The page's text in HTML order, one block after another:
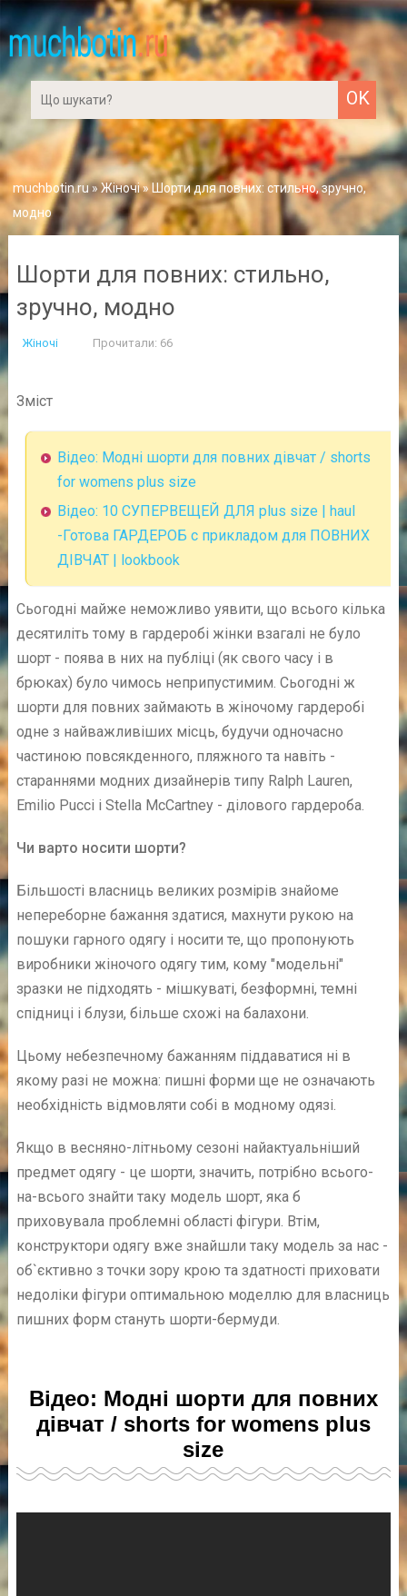
muchbotin.ru»Жіночі» Шорти для повних: стильно, зручно,
модно
Шорти для повних: стильно,
зручно, модно
Жіночі Прочитали: 66
Зміст
Відео: Модні шорти для повних дівчат / shorts
for womens plus size
Відео: 10 СУПЕРВЕЩЕЙ ДЛЯ plus size | haul
-Готова ГАРДЕРОБ c прикладом для ПОВНИХ
ДІВЧАТ | lookbook
Сьогодні майже неможливо уявити, що всього кілька
десятиліть тому в гардеробі жінки взагалі не було
шорт - поява в них на публіці (як свого часу і в
брюках) було чимось неприпустимим. Сьогодні ж
шорти для повних займають в жіночому гардеробі
одне з найважливіших місць, будучи одночасно
частиною повсякденного, пляжного та навіть -
стараннями модних дизайнерів типу Ralph Lauren,
Emilio Pucci і Stella McCartney - ділового гардероба.
Чи варто носити шорти?
Більшості власниць великих розмірів знайоме
непереборне бажання здатися, махнути рукою на
пошуки гарного одягу і носити те, що пропонують
виробники жіночого одягу тим, кому "модельні"
зразки не підходять - мішкуваті, безформні, темні
спідниці і блузи, більше схожі на балахони.
Цьому небезпечному бажанням піддаватися ні в
якому разі не можна: пишні форми ще не означають
необхідність відмовляти собі в модному одязі.
Якщо в весняно-літньому сезоні найактуальніший
предмет одягу - це шорти, значить, потрібно всього-
на-всього знайти таку модель шорт, яка б
приховувала проблемні області фігури. Втім,
конструктори одягу вже знайшли таку модель за нас -
об`єктивно з точки зору крою та здатності приховати
недоліки фігури оптимальною моделлю для власниць
пишних форм стануть шорти-бермуди.
Відео: Модні шорти для повних
дівчат / shorts for womens plus
size